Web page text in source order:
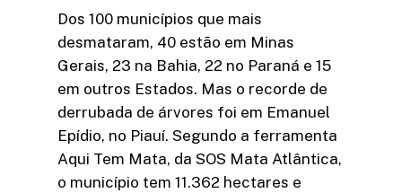
Dos 100 municípios que mais
desmataram, 40 estão em Minas
Gerais, 23 na Bahia, 22 no Paraná e 15
em outros Estados. Mas o recorde de
derrubada de árvores foi em Emanuel
Epídio, no Piauí. Segundo a ferramenta
Aqui Tem Mata, da SOS Mata Atlântica,
o município tem 11.362 hectares e